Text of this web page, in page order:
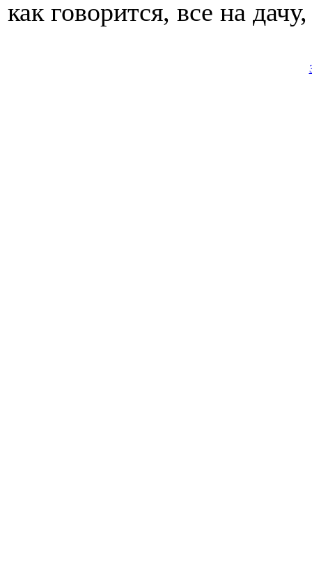
как говорится, все на